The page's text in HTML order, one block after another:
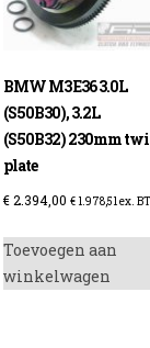
BMW M3 E36 3.0L
(S50B30), 3.2L
(S50B32) 230mm
plate
€2.394,00 € 1.978,51 ex.
Toevoegen aan
winkelwagen